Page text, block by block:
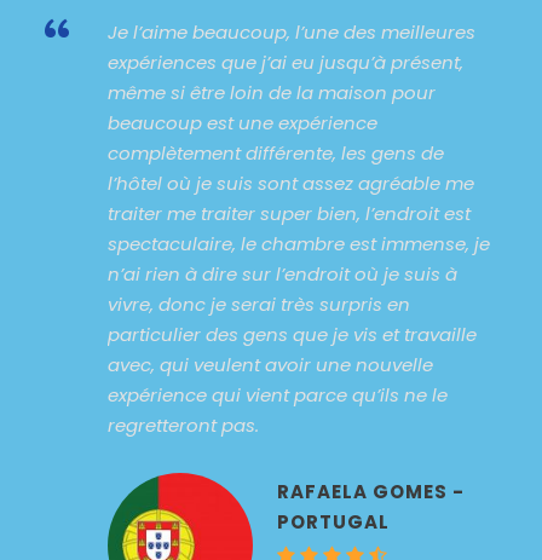
“
Je l’aime beaucoup, l’une des meilleures
expériences que j’ai eu jusqu’à présent,
même si être loin de la maison pour
beaucoup est une expérience
complètement différente, les gens de
l’hôtel où je suis sont assez agréable me
traiter me traiter super bien, l’endroit est
spectaculaire, le chambre est immense, je
n’ai rien à dire sur l’endroit où je suis à
vivre, donc je serai très surpris en
particulier des gens que je vis et travaille
avec, qui veulent avoir une nouvelle
expérience qui vient parce qu’ils ne le
regretteront pas.
RAFAELA GOMES -
PORTUGAL